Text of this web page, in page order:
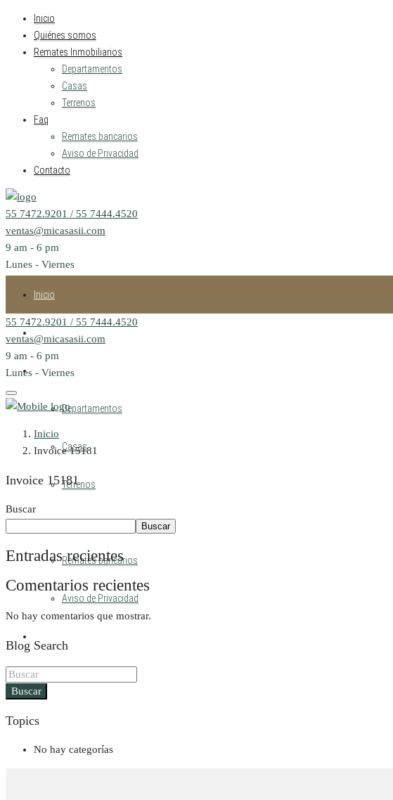
Inicio
Quiénes somos
Remates Inmobiliarios
Departamentos
Casas
Terrenos
Faq
Remates bancarios
Aviso de Privacidad
Contacto
55 7472.9201 / 55 7444.4520
ventas@micasasii.com
9 am - 6 pm
Lunes - Viernes
Inicio
Remates Inmobiliarios
Departamentos
Casas
Terrenos
Faq
Remates bancarios
Aviso de Privacidad
55 7472.9201 / 55 7444.4520
ventas@micasasii.com
9 am - 6 pm
Lunes - Viernes
Inicio
Invoice 15181
Invoice 15181
Buscar
Buscar
Entradas recientes
Comentarios recientes
No hay comentarios que mostrar.
Blog Search
Buscar
Topics
No hay categorías